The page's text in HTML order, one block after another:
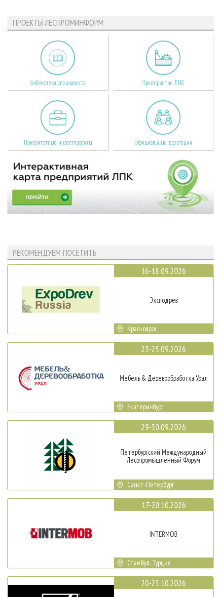
ПРОЕКТЫ ЛЕСПРОМИНФОРМ
Библиотека специалиста Предприятия ЛПК
Приоритетные инвестпроекты Официальные делегации
РЕКОМЕНДУЕМ ПОСЕТИТЬ
16-18.09.2026
Эксподрев
Красноярск
23-25.09.2026
Мебель & Деревообработка Урал
Екатеринбург
29-30.09.2026
Петербургский Международный
Лесопромышленный Форум
Санкт-Петербург
17-20.10.2026
INTERMOB
Стамбул, Турция
20-23.10.2026